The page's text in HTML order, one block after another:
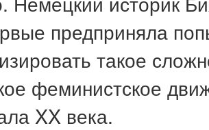
предприняла
такое
феминистское
XX века.